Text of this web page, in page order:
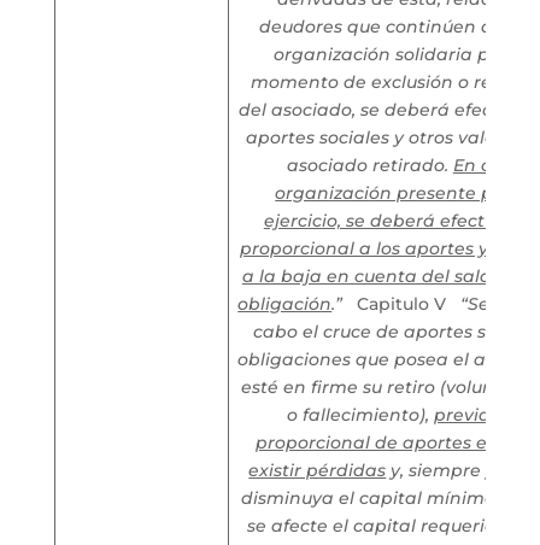
deudores que continúen
organización solidaria por lo
momento de exclusión o retiro
del asociado, se deberá efectuar
aportes sociales y otros valores
asociado retirado. En caso
organización presente
ejercicio, se deberá efectuar
proporcional a los aportes y
a la baja en cuenta del saldo
obligación.”Capitulo V “Se
cabo el cruce de aportes
obligaciones que posea el
esté en firme su retiro
o fallecimiento),previa
proporcional de aportes en el
existir pérdidas y, siempre y
disminuya el capital mínimo
se afecte el capital requerido